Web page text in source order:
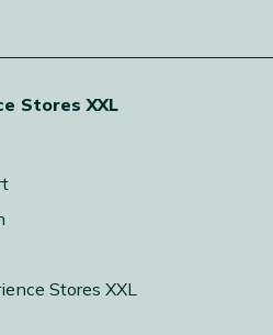
Stores XXL
Stores XXL